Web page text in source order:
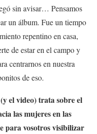
sin avisar… Pensamos
un álbum. Fue un tiempo
repentino en casa,
de estar en el campo y
centrarnos en nuestra
de eso.
el video) trata sobre el
las mujeres en las
para vosotros visibilizar